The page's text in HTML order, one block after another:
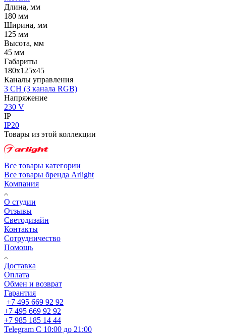
Длина, мм
180 мм
Ширина, мм
125 мм
Высота, мм
45 мм
Габариты
180x125x45
Каналы управления
3 CH (3 канала RGB)
Напряжение
230 V
IP
IP20
Товары из этой коллекции
Все товары категории
Все товары бренда Arlight
Компания
О студии
Отзывы
Светодизайн
Контакты
Сотрудничество
Помощь
Доставка
Оплата
Обмен и возврат
Гарантия
+7 495 669 92 92
+7 495 669 92 92
+7 985 185 14 44
Telegram С 10:00 до 21:00